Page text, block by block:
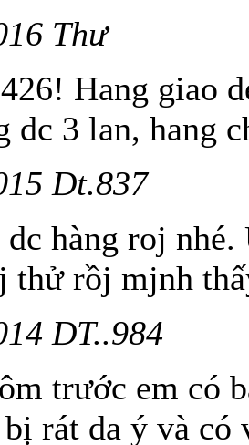
Thư
Hang giao
dc 3 lan, hang
Dt.837
dc hàng roj
thử rồj mjnh
DT..984
trước em có
rát da ý và